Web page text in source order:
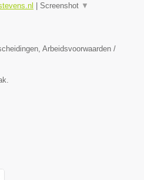
| Screenshot ▼
Arbeidsvoorwaarden /